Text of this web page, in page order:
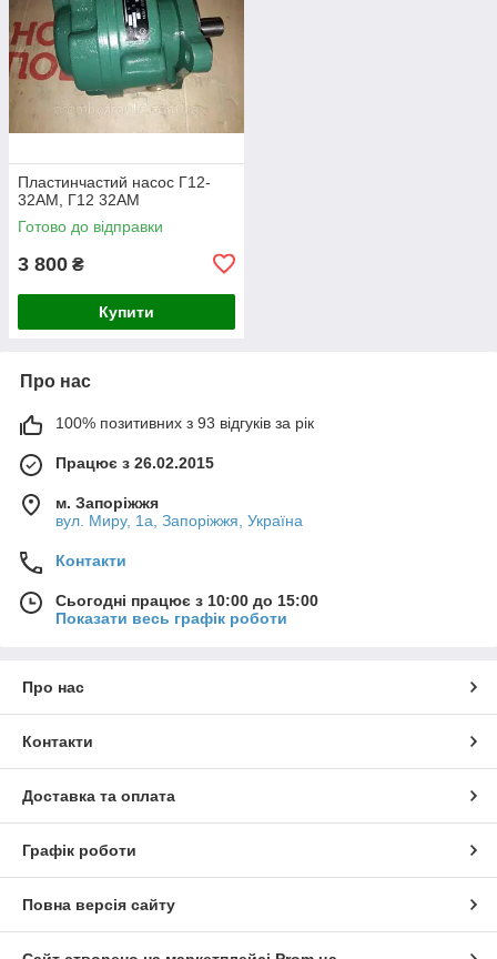
Пластинчастий насос Г12-
32АМ, Г12 32АМ
Готово до відправки
3 800 ₴
Купити
Про нас
100% позитивних з 93 відгуків за рік
Працює з 26.02.2015
м. Запоріжжя
вул. Миру, 1а, Запоріжжя, Україна
Контакти
Сьогодні працює з 10:00 до 15:00
Показати весь графік роботи
Про нас
Контакти
Доставка та оплата
Графік роботи
Повна версія сайту